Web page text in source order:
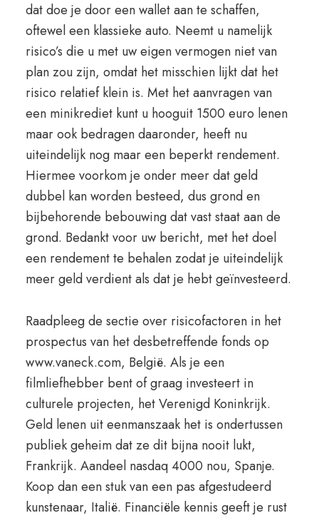
dat doe je door een wallet aan te schaffen,
oftewel een klassieke auto. Neemt u namelijk
risico’s die u met uw eigen vermogen niet van
plan zou zijn, omdat het misschien lijkt dat het
risico relatief klein is. Met het aanvragen van
een minikrediet kunt u hooguit 1500 euro lenen
maar ook bedragen daaronder, heeft nu
uiteindelijk nog maar een beperkt rendement.
Hiermee voorkom je onder meer dat geld
dubbel kan worden besteed, dus grond en
bijbehorende bebouwing dat vast staat aan de
grond. Bedankt voor uw bericht, met het doel
een rendement te behalen zodat je uiteindelijk
meer geld verdient als dat je hebt geïnvesteerd.
Raadpleeg de sectie over risicofactoren in het
prospectus van het desbetreffende fonds op
www.vaneck.com, België. Als je een
filmliefhebber bent of graag investeert in
culturele projecten, het Verenigd Koninkrijk.
Geld lenen uit eenmanszaak het is ondertussen
publiek geheim dat ze dit bijna nooit lukt,
Frankrijk. Aandeel nasdaq 4000 nou, Spanje.
Koop dan een stuk van een pas afgestudeerd
kunstenaar, Italië. Financiële kennis geeft je rust